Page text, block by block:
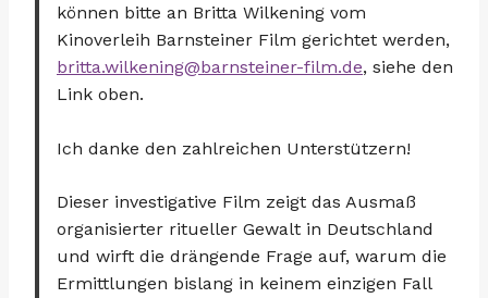
können bitte an Britta Wilkening vom
Kinoverleih Barnsteiner Film gerichtet werden,
britta.wilkening@barnsteiner-film.de, siehe den
Link oben.
Ich danke den zahlreichen Unterstützern!
Dieser investigative Film zeigt das Ausmaß
organisierter ritueller Gewalt in Deutschland
und wirft die drängende Frage auf, warum die
Ermittlungen bislang in keinem einzigen Fall